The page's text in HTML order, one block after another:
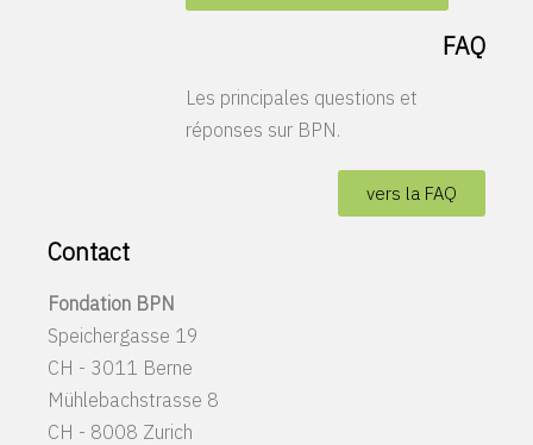
FAQ
Les principales questions et
réponses sur BPN.
vers la FAQ
Contact
Fondation BPN
Speichergasse 19
CH - 3011 Berne
Mühlebachstrasse 8
CH - 8008 Zurich